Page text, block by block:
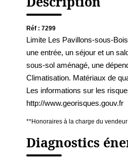
Réf : 7299
Limite Les Pavillons-sous-
une entrée, un séjour et un
sous-sol aménagé, une
Climatisation. Matériaux de
Les informations sur les
http://www.georisques.gouv.fr
**Honoraires à la charge du vendeur
Diagnostics